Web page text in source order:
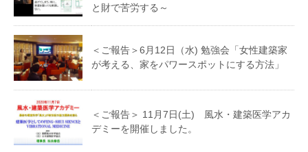
と財で苦労する～
＜ご報告＞6月12日（水) 勉強会「女性建築家
が考える、家をパワースポットにする方法」
＜ご報告＞ 11月7日(土) 風水・建築医学アカ
デミーを開催しました。